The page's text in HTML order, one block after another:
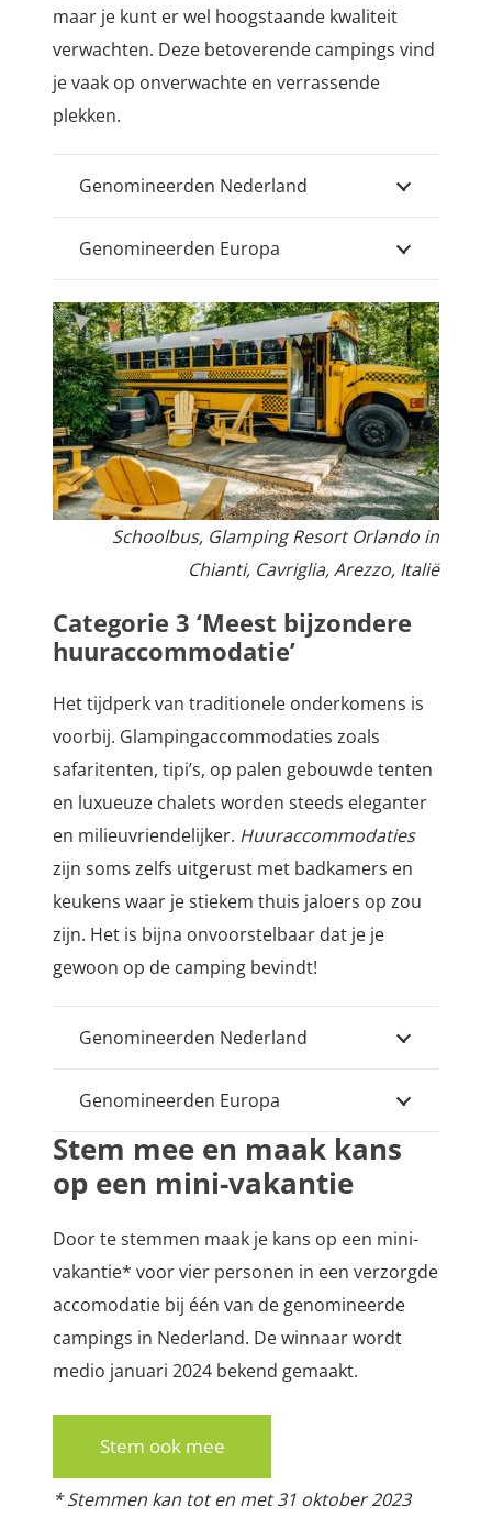
maar je kunt er wel hoogstaande kwaliteit
verwachten. Deze betoverende campings vind
je vaak op onverwachte en verrassende
plekken.
Genomineerden Nederland
Genomineerden Europa
Schoolbus, Glamping Resort Orlando in
Chianti, Cavriglia, Arezzo, Italië
Categorie 3 ‘Meest bijzondere
huuraccommodatie’
Het tijdperk van traditionele onderkomens is
voorbij. Glampingaccommodaties zoals
safaritenten, tipi’s, op palen gebouwde tenten
en luxueuze chalets worden steeds eleganter
en milieuvriendelijker. Huuraccommodaties
zijn soms zelfs uitgerust met badkamers en
keukens waar je stiekem thuis jaloers op zou
zijn. Het is bijna onvoorstelbaar dat je je
gewoon op de camping bevindt!
Genomineerden Nederland
Genomineerden Europa
Stem mee en maak kans
op een mini-vakantie
Door te stemmen maak je kans op een mini-
vakantie* voor vier personen in een verzorgde
accomodatie bij één van de genomineerde
campings in Nederland. De winnaar wordt
medio januari 2024 bekend gemaakt.
Stem ook mee
* Stemmen kan tot en met 31 oktober 2023